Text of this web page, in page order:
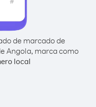
de marcado de
Angola, marca como
local